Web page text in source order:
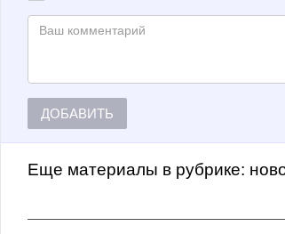
ДОБАВИТЬ
Еще материалы в рубрике: